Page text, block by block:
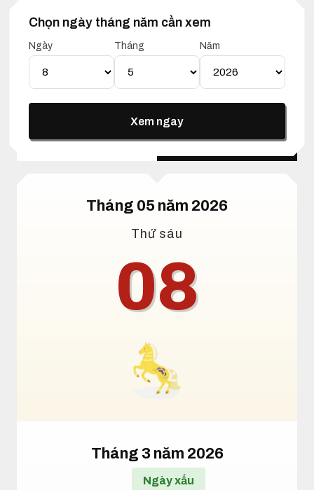
Chọn ngày tháng năm cần xem
Ngày Tháng Năm
Xem ngay
1. Xem ngày tốt xấu 8 tháng 5 năm 2026
Lịch Vạn Niên 08 Tháng 05
Năm 2026
Lịch dương Lịch âm
Tháng 05 năm 2026
Thứ sáu
08
Tháng 3 năm 2026
Ngày xấu